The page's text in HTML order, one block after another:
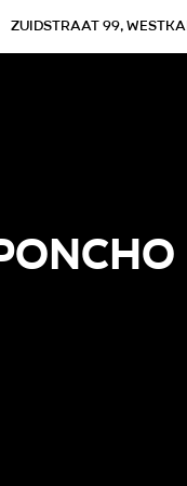
Zuidstraat 99,